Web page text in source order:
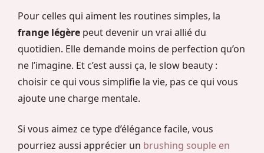
Pour celles qui aiment les routines simples, la
frange légère peut devenir un vrai allié du
quotidien. Elle demande moins de perfection qu’on
ne l’imagine. Et c’est aussi ça, le slow beauty :
choisir ce qui vous simplifie la vie, pas ce qui vous
ajoute une charge mentale.
Si vous aimez ce type d’élégance facile, vous
pourriez aussi apprécier un brushing souple en